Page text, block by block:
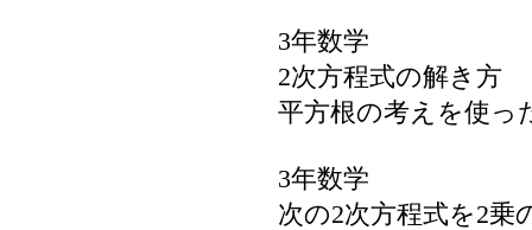
3年数学
2次方程式の解き方
平方根の考えを使っ
3年数学
次の2次方程式を2乗